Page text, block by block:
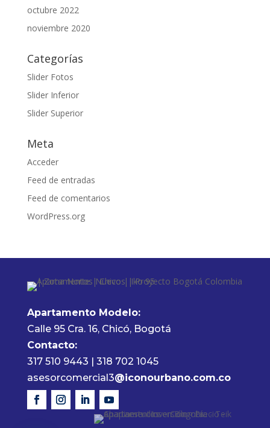
octubre 2022
noviembre 2020
Categorías
Slider Fotos
Slider Inferior
Slider Superior
Meta
Acceder
Feed de entradas
Feed de comentarios
WordPress.org
Apartamento Modelo:
Calle 95 Cra. 16, Chicó, Bogotá
Contacto:
317 510 9443 | 318 702 1045
asesorcomercial3@iconourbano.com.co